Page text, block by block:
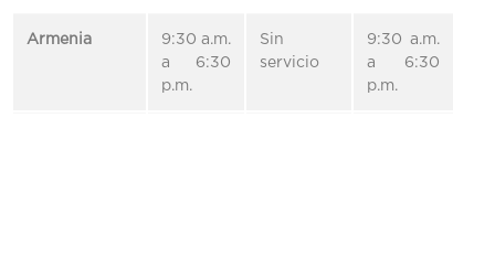
Armenia
9:30 a.m.
a 6:30
p.m.
Sin
servicio
9:30 a.m.
a 6:30
p.m.